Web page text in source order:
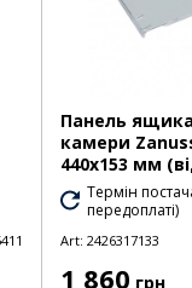
Панель
камери
440х153 мм
Термін
передоплаті)
Art: 2426317133
1 860 грн